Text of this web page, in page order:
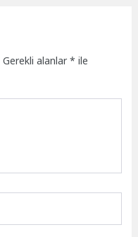
Gerekli alanlar* ile